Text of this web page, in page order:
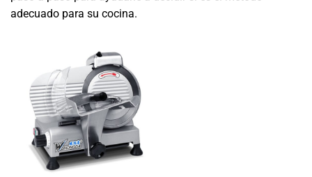
adecuado para su cocina.